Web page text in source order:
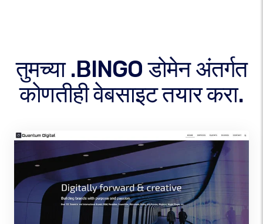
तुमच्या .BINGO डोमेन अंतर्गत
कोणतीही वेबसाइट तयार करा.